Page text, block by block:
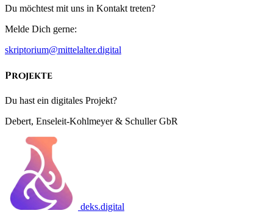
Du möchtest mit uns in Kontakt treten?
Melde Dich gerne:
skriptorium@mittelalter.digital
Projekte
Du hast ein digitales Projekt?
Debert, Enseleit-Kohlmeyer & Schuller GbR
deks.digital